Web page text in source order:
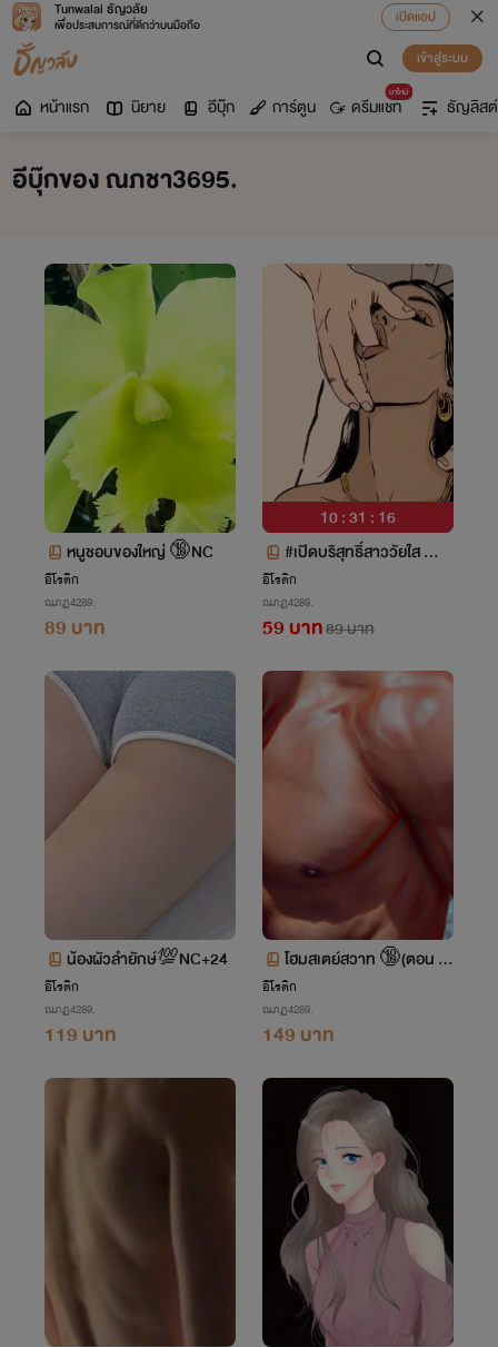
Tunwalai ธัญวลัย
เพื่อประสบการณ์ที่ดีกว่าบนมือถือ
เปิดแอป
เข้าสู่ระบบ
หน้าแรก นิยาย อีบุ๊ก การ์ตูน
มาใหม่
ดรีมแชท ธัญลิสต์
อีบุ๊กของ ณภชา3695.
หนูชอบของใหญ่ 🔞NC
อีโรติก
ณภฏ4289.
89 บาท
10 : 31 : 15
#เปิดบริสุทธิ์สาววัยใส 🔞
❌
อีโรติก
ณภฏ4289.
59 บาท89 บาท
น้องผัวลำยักษ์💯NC+24
อีโรติก
ณภฏ4289.
119 บาท
โฮมสเตย์สวาท 🔞(ตอน ย
ามเฒ่ารุมสวิง) NC💯
อีโรติก
ณภฏ4289.
149 บาท